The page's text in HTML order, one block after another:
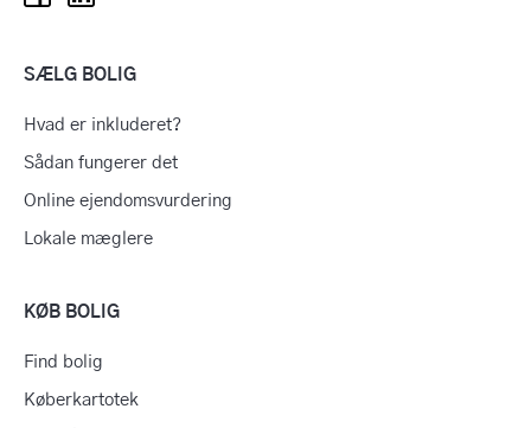
SÆLG BOLIG
Hvad er inkluderet?
Sådan fungerer det
Online ejendomsvurdering
Lokale mæglere
KØB BOLIG
Find bolig
Køberkartotek